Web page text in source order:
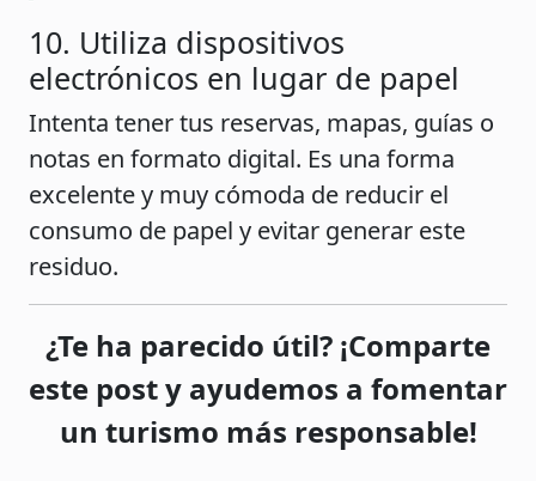
10. Utiliza dispositivos
electrónicos en lugar de papel
Intenta tener tus reservas, mapas, guías o
notas en formato digital. Es una forma
excelente y muy cómoda de reducir el
consumo de papel y evitar generar este
residuo.
¿Te ha parecido útil? ¡Comparte
este post y ayudemos a fomentar
un turismo más responsable!